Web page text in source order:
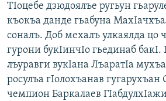
ТIоцебе дзюдоялъе ругьун
къокъа данде гьабуна
соналъ. Доб мехалъ улкаялда цо
гурони букIинчIо гьединаб бакI.
лъуравги вукIана ЛъаратIа
росулъа гIолохъанав гугарухъан
чемпион Баркалаев